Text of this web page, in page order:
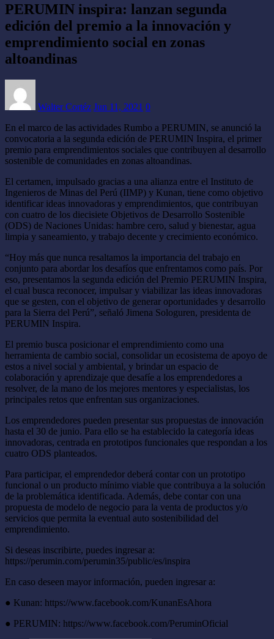
PERUMIN inspira: lanzan segunda
edición del premio a la innovación y
emprendimiento social en zonas
altoandinas
Walter Cortéz Jun 11, 2021 0
En el marco de las actividades Rumbo a PERUMIN, se anunció la
convocatoria a la segunda edición de PERUMIN Inspira, el primer
premio para emprendimientos sociales que contribuyen al desarrollo
sostenible de comunidades en zonas altoandinas.
El certamen, impulsado gracias a una alianza entre el Instituto de
Ingenieros de Minas del Perú (IIMP) y Kunan, tiene como objetivo
identificar ideas innovadoras y emprendimientos, que contribuyan
con cuatro de los diecisiete Objetivos de Desarrollo Sostenible
(ODS) de Naciones Unidas: hambre cero, salud y bienestar, agua
limpia y saneamiento, y trabajo decente y crecimiento económico.
“Hoy más que nunca resaltamos la importancia del trabajo en
conjunto para abordar los desafíos que enfrentamos como país. Por
eso, presentamos la segunda edición del Premio PERUMIN Inspira,
el cual busca reconocer, impulsar y viabilizar las ideas innovadoras
que se gesten, con el objetivo de generar oportunidades y desarrollo
para la Sierra del Perú”, señaló Jimena Sologuren, presidenta de
PERUMIN Inspira.
El premio busca posicionar el emprendimiento como una
herramienta de cambio social, consolidar un ecosistema de apoyo de
estos a nivel social y ambiental, y brindar un espacio de
colaboración y aprendizaje que desafíe a los emprendedores a
resolver, de la mano de los mejores mentores y especialistas, los
principales retos que enfrentan sus organizaciones.
Los emprendedores pueden presentar sus propuestas de innovación
hasta el 30 de junio. Para ello se ha establecido la categoría ideas
innovadoras, centrada en prototipos funcionales que respondan a los
cuatro ODS planteados.
Para participar, el emprendedor deberá contar con un prototipo
funcional o un producto mínimo viable que contribuya a la solución
de la problemática identificada. Además, debe contar con una
propuesta de modelo de negocio para la venta de productos y/o
servicios que permita la eventual auto sostenibilidad del
emprendimiento.
Si deseas inscribirte, puedes ingresar a:
https://perumin.com/perumin35/public/es/inspira
En caso deseen mayor información, pueden ingresar a:
● Kunan: https://www.facebook.com/KunanEsAhora
● PERUMIN: https://www.facebook.com/PeruminOficial